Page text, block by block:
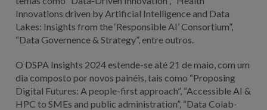
Innovations driven by Artificial Intelligence and Data
Lakes: Insights from the ‘Responsible AI’ Consortium”,
“Data Governence & Strategy”, entre outros.
O DSPA Insights 2024 estende-se até 21 de maio, com um
dia composto por novos painéis, tais como “Proposing
Digital Futures: A people-first approach”, “Accessible AI &
HPC to SMEs and public administration”, “Data Colab-